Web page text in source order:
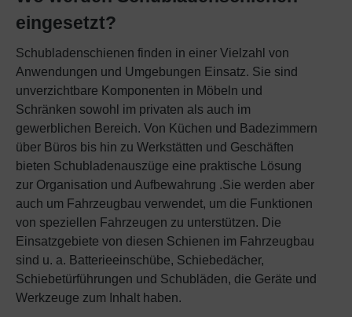
eingesetzt?
Schubladenschienen finden in einer Vielzahl von
Anwendungen und Umgebungen Einsatz. Sie sind
unverzichtbare Komponenten in Möbeln und
Schränken sowohl im privaten als auch im
gewerblichen Bereich. Von Küchen und Badezimmern
über Büros bis hin zu Werkstätten und Geschäften
bieten Schubladenauszüge eine praktische Lösung
zur Organisation und Aufbewahrung .Sie werden aber
auch um Fahrzeugbau verwendet, um die Funktionen
von speziellen Fahrzeugen zu unterstützen. Die
Einsatzgebiete von diesen Schienen im Fahrzeugbau
sind u. a. Batterieeinschübe, Schiebedächer,
Schiebetürführungen und Schubläden, die Geräte und
Werkzeuge zum Inhalt haben.
Dabei wird das Nutzerverhalten an Google LLC
übermittelt und die besuchten Seiten, die
Verweildauer und die Interaktion verarbeitet, die
von Google für eigene Zwecke, zur Profilbildung
und zur Verknüpfung mit anderen
Nutzungsdaten verwendet werden.
Indem Sie das mit den Google-Diensten
verbundene Cookie akzeptieren, erklären Sie
sich gemäß Art. 49 Abs.. 1 S. 1 lit. a DSGVO ein,
dass Ihre Daten in den USA durch Google
verarbeitet werden. Die USA werden vom
Europäischen Gerichtshof als ein Land mit
einem nach EU-Standards unzureichenden
Datenschutzniveau eingestuft.